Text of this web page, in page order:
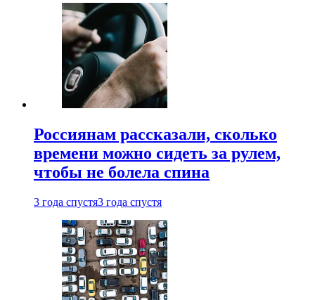
Россиянам рассказали, сколько
времени можно сидеть за рулем,
чтобы не болела спина
3 года спустя3 года спустя